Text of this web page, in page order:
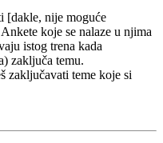
[dakle, nije moguće
koje se nalaze u njima
istog trena kada
zaključa temu.
zaključavati teme koje si